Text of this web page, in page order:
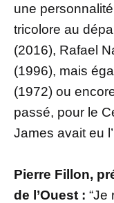
une
tricolore au
(2016), Rafael
(1996), mais
(1972) ou
passé, pour le
James avait eu
Pierre Fillon,
de l’Ouest : “Je